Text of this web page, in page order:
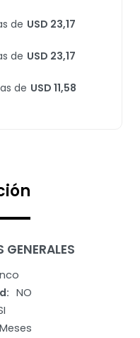
de USD 23,17
de USD 23,17
de USD 11,58
NO